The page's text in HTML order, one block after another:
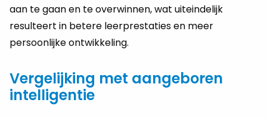
aan te gaan en te overwinnen, wat uiteindelijk
resulteert in betere leerprestaties en meer
persoonlijke ontwikkeling.
Vergelijking met aangeboren
intelligentie